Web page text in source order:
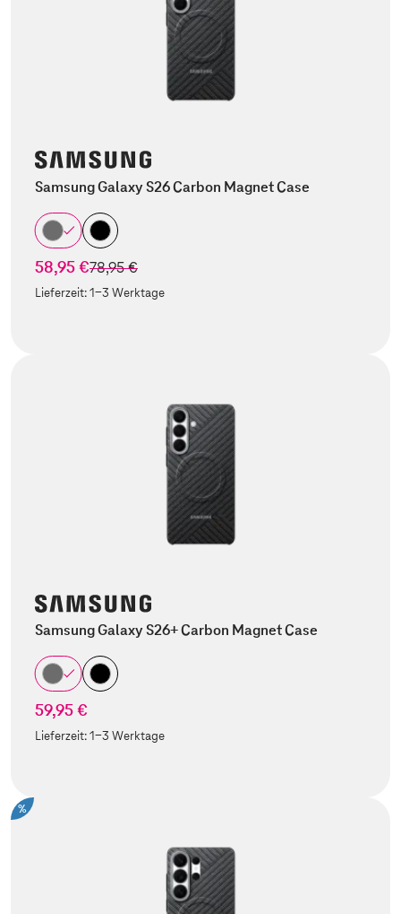
Samsung Galaxy S26 Carbon Magnet Case
58,95 €statt
78,95 €
Lieferzeit:1-3 Werktage
Samsung Galaxy S26+ Carbon Magnet Case
59,95 €
Lieferzeit:1-3 Werktage
%